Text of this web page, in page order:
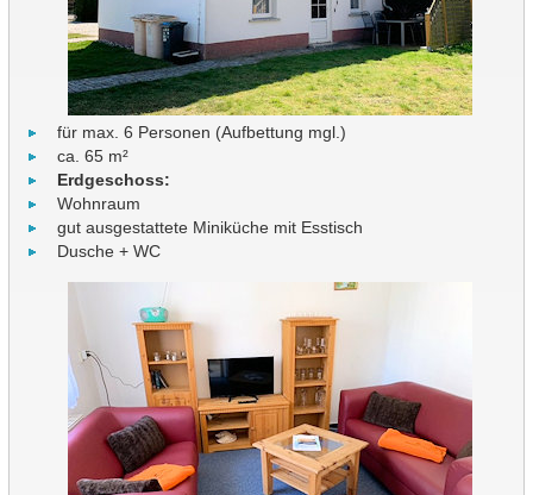
für max. 6 Personen (Aufbettung mgl.)
ca. 65 m²
Erdgeschoss:
Wohnraum
gut ausgestattete Miniküche mit Esstisch
Dusche + WC